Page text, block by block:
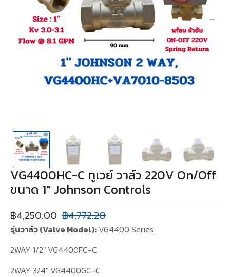
VG4400HC-C ทูเวย์ วาล์ว 220V On/Off
ขนาด 1″ Johnson Controls
฿4,772.20
฿4,250.00
รุ่นวาล์ว (Valve Model): VG4400 Series
2WAY 1/2″ VG4400FC-C
2WAY 3/4″ VG4400GC-C